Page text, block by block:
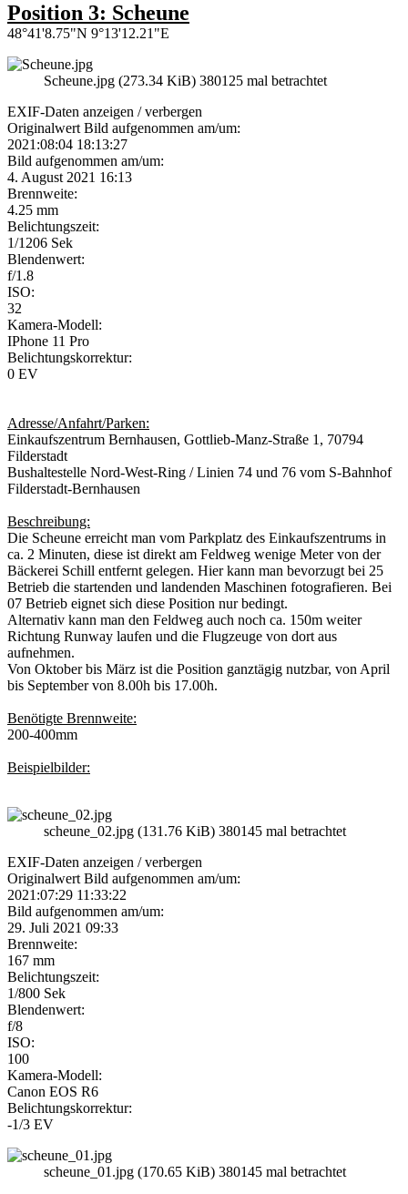
Position 3: Scheune
48°41'8.75"N 9°13'12.21"E
Scheune.jpg (273.34 KiB) 380125 mal betrachtet
EXIF-Daten anzeigen / verbergen
Originalwert Bild aufgenommen am/um:
2021:08:04 18:13:27
Bild aufgenommen am/um:
4. August 2021 16:13
Brennweite:
4.25 mm
Belichtungszeit:
1/1206 Sek
Blendenwert:
f/1.8
ISO:
32
Kamera-Modell:
IPhone 11 Pro
Belichtungskorrektur:
0 EV
Adresse/Anfahrt/Parken:
Einkaufszentrum Bernhausen, Gottlieb-Manz-Straße 1, 70794
Filderstadt
Bushaltestelle Nord-West-Ring / Linien 74 und 76 vom S-Bahnhof
Filderstadt-Bernhausen
Beschreibung:
Die Scheune erreicht man vom Parkplatz des Einkaufszentrums in
ca. 2 Minuten, diese ist direkt am Feldweg wenige Meter von der
Bäckerei Schill entfernt gelegen. Hier kann man bevorzugt bei 25
Betrieb die startenden und landenden Maschinen fotografieren. Bei
07 Betrieb eignet sich diese Position nur bedingt.
Alternativ kann man den Feldweg auch noch ca. 150m weiter
Richtung Runway laufen und die Flugzeuge von dort aus
aufnehmen.
Von Oktober bis März ist die Position ganztägig nutzbar, von April
bis September von 8.00h bis 17.00h.
Benötigte Brennweite:
200-400mm
Beispielbilder:
scheune_02.jpg (131.76 KiB) 380145 mal betrachtet
EXIF-Daten anzeigen / verbergen
Originalwert Bild aufgenommen am/um:
2021:07:29 11:33:22
Bild aufgenommen am/um:
29. Juli 2021 09:33
Brennweite:
167 mm
Belichtungszeit:
1/800 Sek
Blendenwert:
f/8
ISO:
100
Kamera-Modell:
Canon EOS R6
Belichtungskorrektur:
-1/3 EV
scheune_01.jpg (170.65 KiB) 380145 mal betrachtet